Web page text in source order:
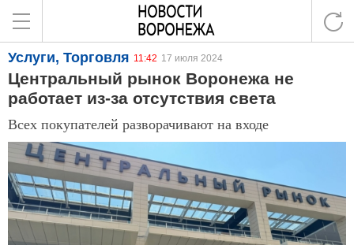
Услуги, Торговля 11:42 17 июля 2024
Центральный рынок Воронежа не
работает из-за отсутствия света
Всех покупателей разворачивают на входе